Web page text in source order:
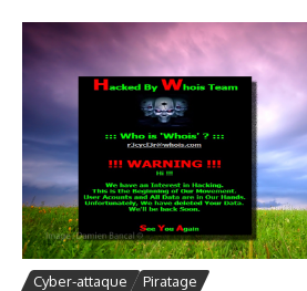
Cyber-attaque Piratage